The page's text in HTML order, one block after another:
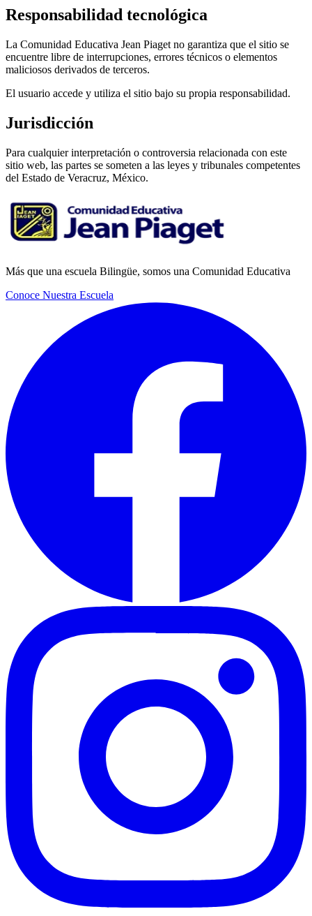
Responsabilidad tecnológica
La Comunidad Educativa Jean Piaget no garantiza que el sitio se
encuentre libre de interrupciones, errores técnicos o elementos
maliciosos derivados de terceros.
El usuario accede y utiliza el sitio bajo su propia responsabilidad.
Jurisdicción
Para cualquier interpretación o controversia relacionada con este
sitio web, las partes se someten a las leyes y tribunales competentes
del Estado de Veracruz, México.
Más que una escuela Bilingüe, somos una Comunidad Educativa
Conoce Nuestra Escuela